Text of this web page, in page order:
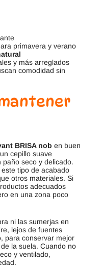
primavera y verano
y más arreglados
comodidad sin
BRISA nob en buen
cepillo suave
paño seco y delicado.
tipo de acabado
otros materiales. Si
adecuados
en una zona poco
ni las sumerjas en
lejos de fuentes
para conservar mejor
la suela. Cuando no
y ventilado,